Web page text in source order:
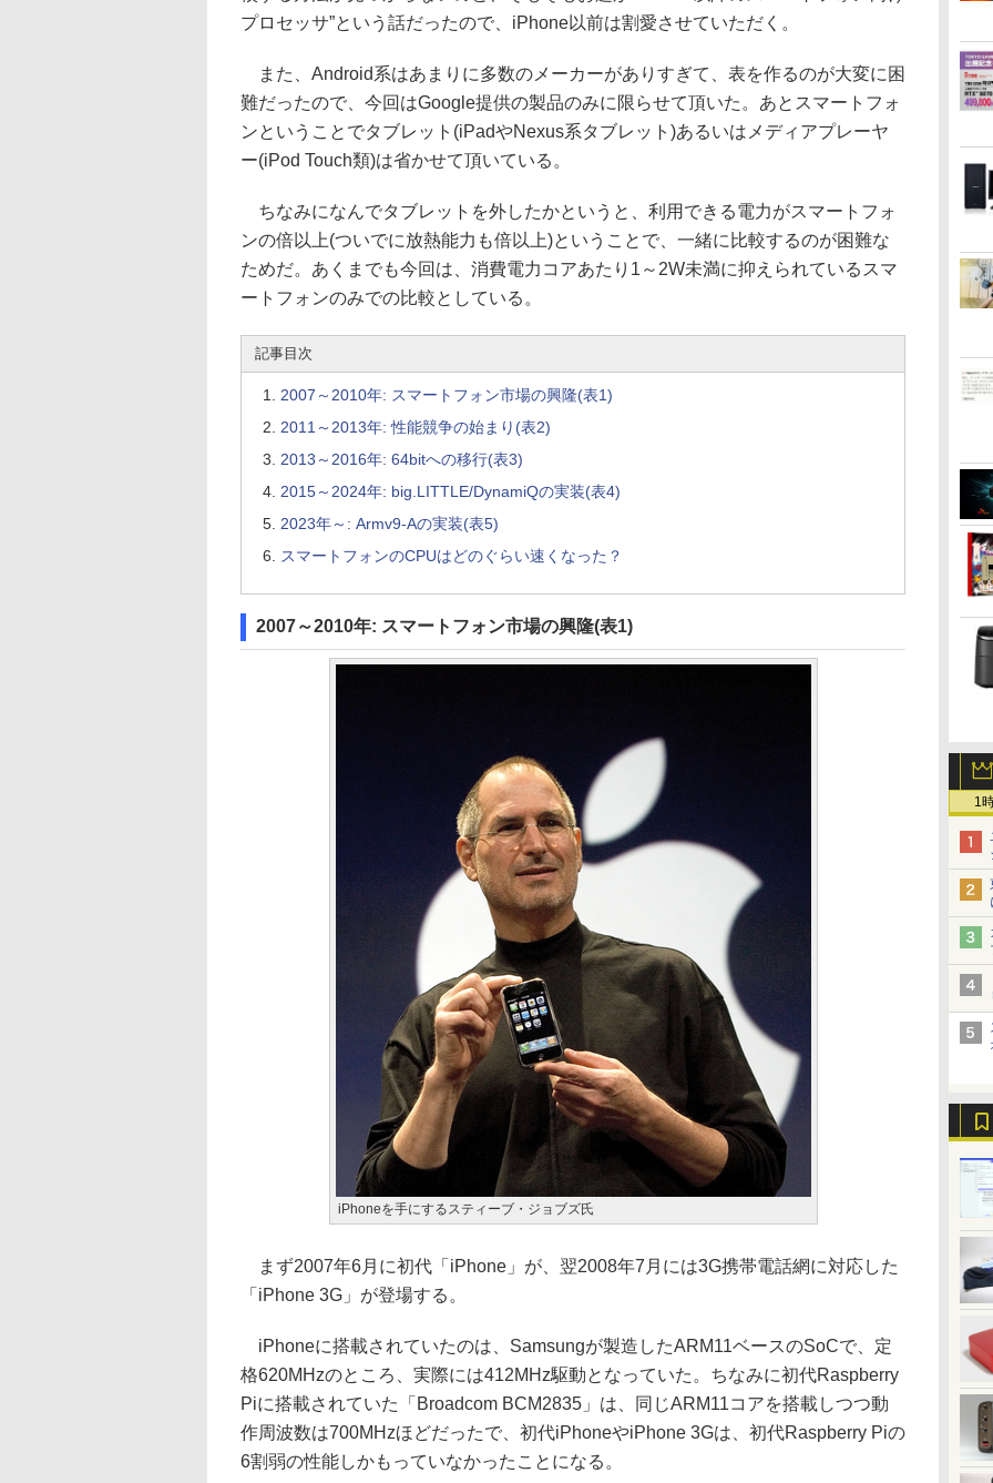
1
プロセッサ”という話だったので、iPhone以前は割愛させていただく。
また、Android系はあまりに多数のメーカーがありすぎて、表を作るのが大変に困
難だったので、今回はGoogle提供の製品のみに限らせて頂いた。あとスマートフォ
ンということでタブレット(iPadやNexus系タブレット)あるいはメディアプレーヤ
ー(iPod Touch類)は省かせて頂いている。
ちなみになんでタブレットを外したかというと、利用できる電力がスマートフォ
ンの倍以上(ついでに放熱能力も倍以上)ということで、一緒に比較するのが困難な
ためだ。あくまでも今回は、消費電力コアあたり1～2W未満に抑えられているスマ
ートフォンのみでの比較としている。
記事目次
2007～2010年: スマートフォン市場の興隆(表1)
2011～2013年: 性能競争の始まり(表2)
2013～2016年: 64bitへの移行(表3)
2015～2024年: big.LITTLE/DynamiQの実装(表4)
2023年～: Armv9-Aの実装(表5)
スマートフォンのCPUはどのぐらい速くなった？
2007～2010年: スマートフォン市場の興隆(表1)
iPhoneを手にするスティーブ・ジョブズ氏
まず2007年6月に初代「iPhone」が、翌2008年7月には3G携帯電話網に対応した
「iPhone 3G」が登場する。
iPhoneに搭載されていたのは、Samsungが製造したARM11ベースのSoCで、定
格620MHzのところ、実際には412MHz駆動となっていた。ちなみに初代Raspberry
Piに搭載されていた「Broadcom BCM2835」は、同じARM11コアを搭載しつつ動
作周波数は700MHzほどだったで、初代iPhoneやiPhone 3Gは、初代Raspberry Piの
6割弱の性能しかもっていなかったことになる。